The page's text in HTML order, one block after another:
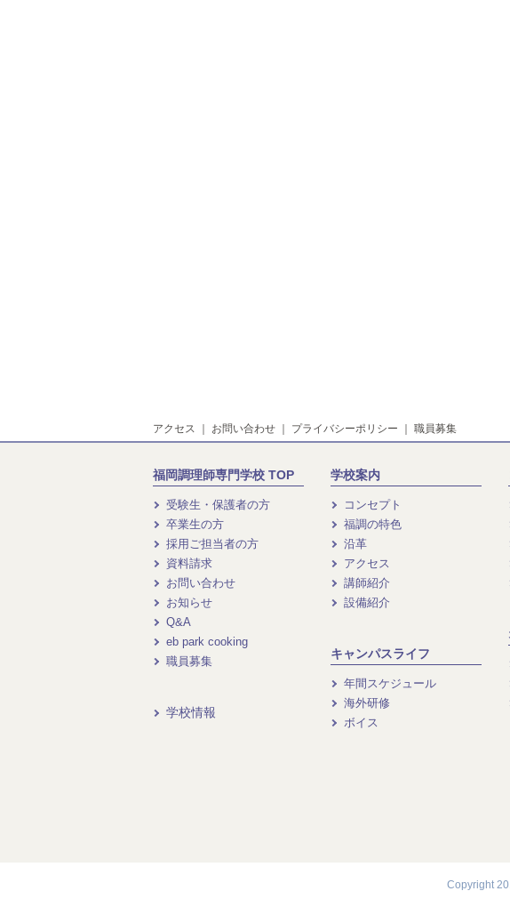
アクセス ｜ お問い合わせ ｜ プライバシーポリシー ｜ 職員募集
福岡調理師専門学校 TOP
受験生・保護者の方
卒業生の方
採用ご担当者の方
資料請求
お問い合わせ
お知らせ
Q&A
eb park cooking
職員募集
学校情報
学校案内
コンセプト
福調の特色
沿革
アクセス
講師紹介
設備紹介
キャンパスライフ
年間スケジュール
海外研修
ボイス
Copyright